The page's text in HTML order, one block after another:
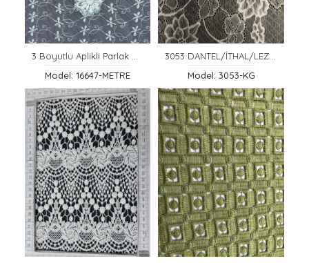
3 Boyutlu Aplikli Parlak Dantel
Model: 16647-METRE
3053 DANTEL/İTHAL/LEZ/NAYLON/LİKRALI/FİKSE/150 CM
Model: 3053-KG